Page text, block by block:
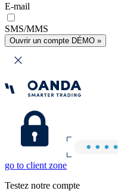
E-mail
SMS/MMS
Ouvrir un compte DÉMO »
go to client zone
Testez notre compte